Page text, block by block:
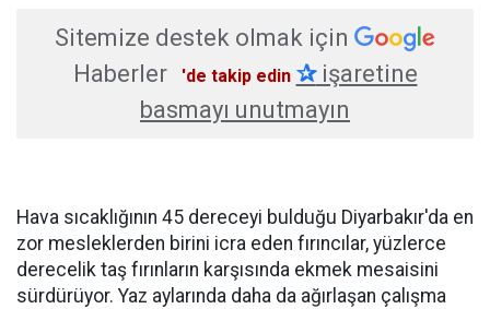
Sitemize destek olmak için
Haberler
'de takip edin ✰işaretine
basmayı unutmayın
Hava sıcaklığının 45 dereceyi bulduğu Diyarbakır'da en
zor mesleklerden birini icra eden fırıncılar, yüzlerce
derecelik taş fırınların karşısında ekmek mesaisini
sürdürüyor. Yaz aylarında daha da ağırlaşan çalışma